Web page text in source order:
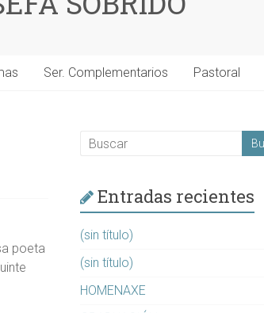
Ser. Complementarios Pastoral
poeta
Entradas recientes
(sin título)
(sin título)
HOMENAXE